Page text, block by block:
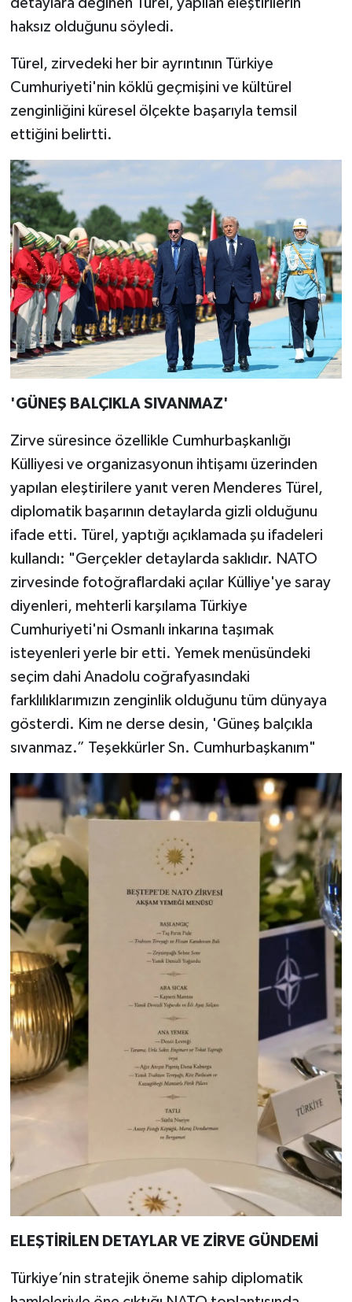
haksız olduğunu söyledi.
Türel, zirvedeki her bir ayrıntının Türkiye
Cumhuriyeti'nin köklü geçmişini ve kültürel
zenginliğini küresel ölçekte başarıyla temsil
ettiğini belirtti.
'GÜNEŞ BALÇIKLA SIVANMAZ'
Zirve süresince özellikle Cumhurbaşkanlığı
Külliyesi ve organizasyonun ihtişamı üzerinden
yapılan eleştirilere yanıt veren Menderes Türel,
diplomatik başarının detaylarda gizli olduğunu
ifade etti. Türel, yaptığı açıklamada şu ifadeleri
kullandı: "Gerçekler detaylarda saklıdır. NATO
zirvesinde fotoğraflardaki açılar Külliye'ye saray
diyenleri, mehterli karşılama Türkiye
Cumhuriyeti'ni Osmanlı inkarına taşımak
isteyenleri yerle bir etti. Yemek menüsündeki
seçim dahi Anadolu coğrafyasındaki
farklılıklarımızın zenginlik olduğunu tüm dünyaya
gösterdi. Kim ne derse desin, 'Güneş balçıkla
sıvanmaz.” Teşekkürler Sn. Cumhurbaşkanım"
ELEŞTİRİLEN DETAYLAR VE ZİRVE GÜNDEMİ
Türkiye’nin stratejik öneme sahip diplomatik